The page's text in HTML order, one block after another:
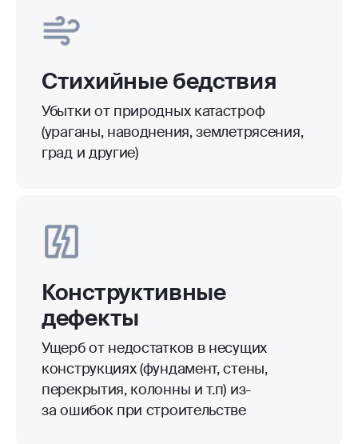
Стихийные бедствия
Убытки от природных катастроф
(ураганы, наводнения, землетрясения,
град и другие)
Конструктивные
дефекты
Ущерб от недостатков в несущих
конструкциях (фундамент, стены,
перекрытия, колонны и т.п) из-
за ошибок при строительстве